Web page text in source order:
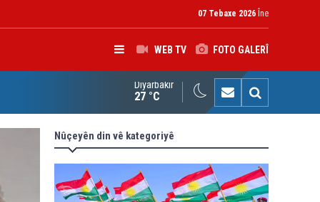
07 Tebaxe 2026 Îne
WEB TV FOTO GALERÎ
Gotinên Parêzgarê Kerkûkê yên li ser Madeya 140î hewldana
Diyarbakır
27 °C
Nûçeyên din vê kategoriyê